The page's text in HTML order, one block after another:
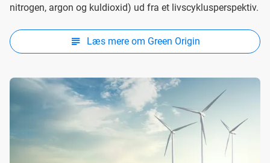
nitrogen, argon og kuldioxid) ud fra et livscyklusperspektiv.
Læs mere om Green Origin